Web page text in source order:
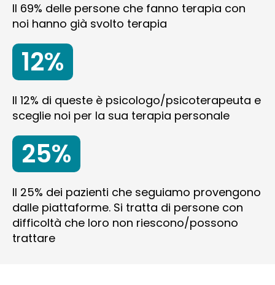
Il 69% delle persone che fanno terapia con
noi hanno già svolto terapia
12%
Il 12% di queste è psicologo/psicoterapeuta e
sceglie noi per la sua terapia personale
25%
Il 25% dei pazienti che seguiamo provengono
dalle piattaforme. Si tratta di persone con
difficoltà che loro non riescono/possono
trattare